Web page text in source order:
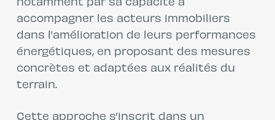
notamment par sa capacité à
accompagner les acteurs immobiliers
dans l’amélioration de leurs performances
énergétiques, en proposant des mesures
concrètes et adaptées aux réalités du
terrain.
Cette approche s’inscrit dans un